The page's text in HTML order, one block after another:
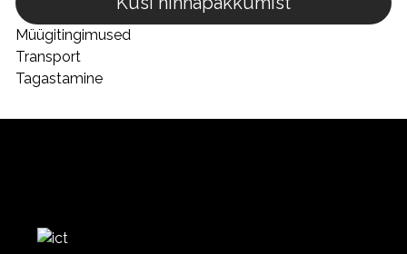
Müügitingimused
Transport
Tagastamine